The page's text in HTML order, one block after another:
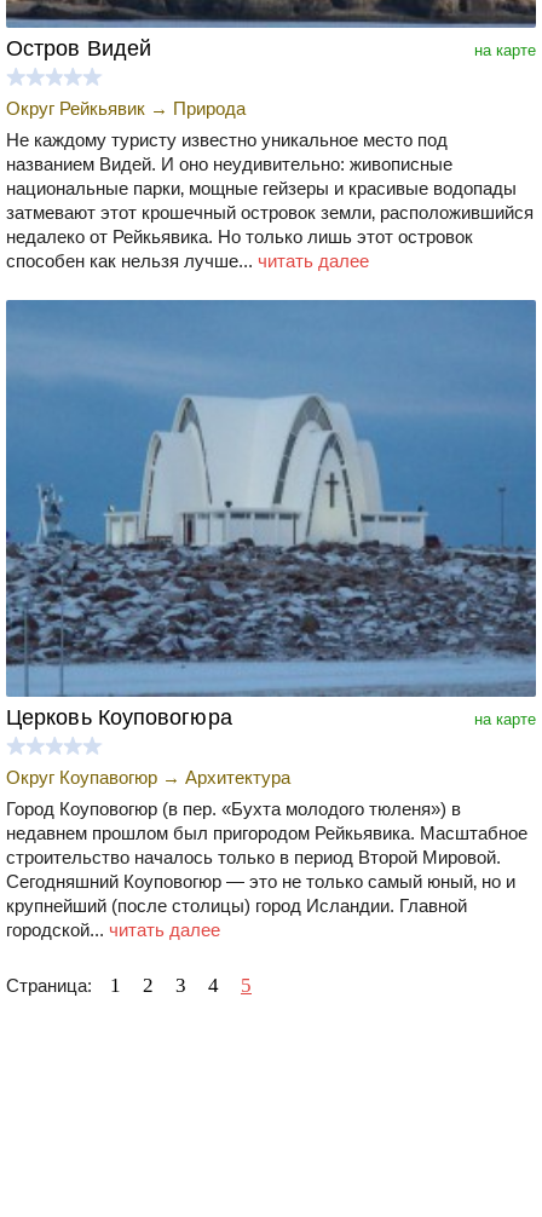
на карте
Остров Видей
Округ Рейкьявик → Природа
Не каждому туристу известно уникальное место под
названием Видей. И оно неудивительно: живописные
национальные парки‚ мощные гейзеры и красивые водопады
затмевают этот крошечный островок земли‚ расположившийся
недалеко от Рейкьявика. Но только лишь этот островок
способен как нельзя лучше... читать далее
на карте
Церковь Коуповогюра
Округ Коупавогюр → Архитектура
Город Коуповогюр (в пер. «Бухта молодого тюленя») в
недавнем прошлом был пригородом Рейкьявика. Масштабное
строительство началось только в период Второй Мировой.
Сегодняшний Коуповогюр — это не только самый юный‚ но и
крупнейший (после столицы) город Исландии. Главной
городской... читать далее
Страница: 1 2 3 4 5